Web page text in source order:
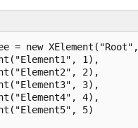
= new XElement("Root",
1),
2),
3),
4),
5)